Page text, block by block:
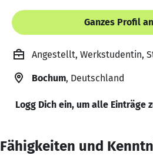
Ganzes Profil
Angestellt, Werkstudentin,
Bochum, Deutschland
Logg Dich ein, um alle Einträge
Fähigkeiten und